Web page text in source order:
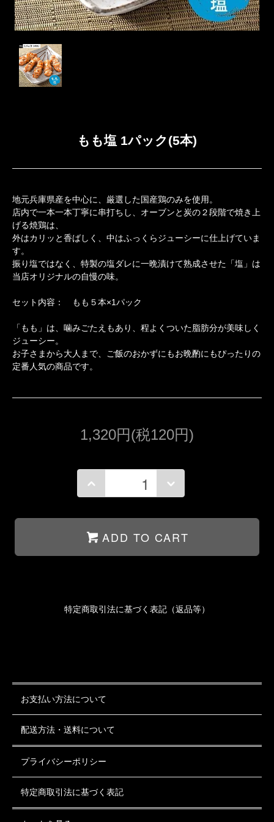
もも塩 1パック(5本)
地元兵庫県産を中心に、厳選した国産鶏のみを使用。
店内で一本一本丁寧に串打ちし、オーブンと炭の２段階で焼き上
げる焼鶏は、
外はカリッと香ばしく、中はふっくらジューシーに仕上げていま
す。
振り塩ではなく、特製の塩ダレに一晩漬けて熟成させた「塩」は
当店オリジナルの自慢の味。
セット内容： もも５本×1パック
「もも」は、噛みごたえもあり、程よくついた脂肪分が美味しく
ジューシー。
お子さまから大人まで、ご飯のおかずにもお晩酌にもぴったりの
定番人気の商品です。
1,320円(税120円)
ADD TO CART
特定商取引法に基づく表記（返品等）
お支払い方法について
配送方法・送料について
プライバシーポリシー
特定商取引法に基づく表記